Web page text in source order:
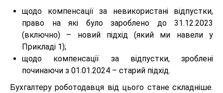
щодо компенсації за невикористані відпустки,
право на які було зароблено до 31.12.2023
(включно) – новий підхід (який ми навели у
Прикладі 1);
щодо компенсації за відпустки, зроблені
починаючи з 01.01.2024 – старий підхід.
Бухгалтеру роботодавця від цього стане складніше.